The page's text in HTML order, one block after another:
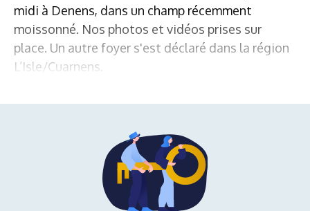
midi à Denens, dans un champ récemment
moissonné. Nos photos et vidéos prises sur
place. Un autre foyer s'est déclaré dans la région
L’Isle/Cuarnens.